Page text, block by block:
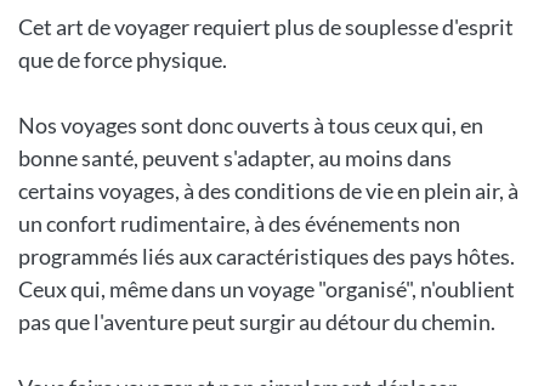
Cet art de voyager requiert plus de souplesse d'esprit
que de force physique.
Nos voyages sont donc ouverts à tous ceux qui, en
bonne santé, peuvent s'adapter, au moins dans
certains voyages, à des conditions de vie en plein air, à
un confort rudimentaire, à des événements non
programmés liés aux caractéristiques des pays hôtes.
Ceux qui, même dans un voyage "organisé", n'oublient
pas que l'aventure peut surgir au détour du chemin.